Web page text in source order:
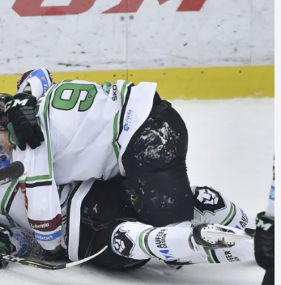
Moderní pětiboj
Motorsport
Olympijské hry
Parasport
Plavání
Plážový volejbal
Triatlon
Veslování
Volejbal
Ostatní